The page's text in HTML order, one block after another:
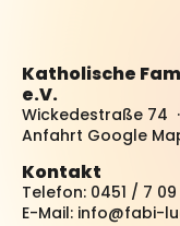
Katholische
e.V.
Wickedestraße 74
Anfahrt Google
Kontakt
Telefon: 0451 / 7
E-Mail: info@fabi-